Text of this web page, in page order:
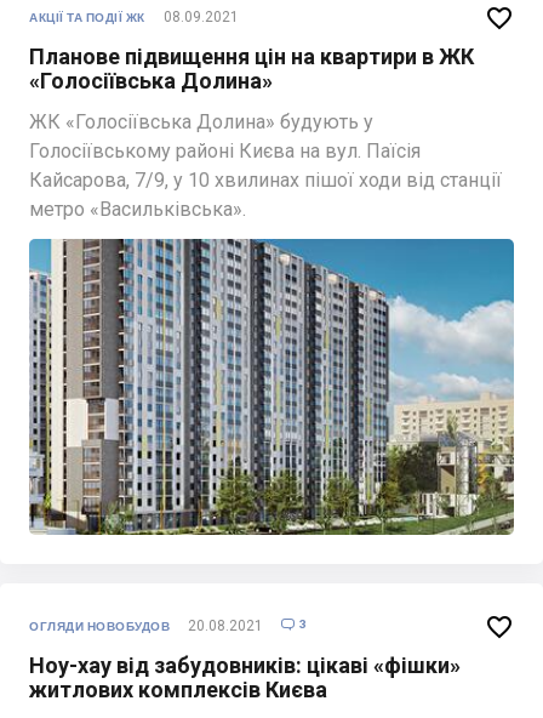
АКЦІЇ ТА ПОДІЇ ЖК 08.09.2021
Планове підвищення цін на квартири в ЖК
«Голосіївська Долина»
ЖК «Голосіївська Долина» будують у
Голосіївському районі Києва на вул. Паїсія
Кайсарова, 7/9, у 10 хвилинах пішої ходи від станції
метро «Васильківська».

ОГЛЯДИ НОВОБУДОВ 20.08.2021  3
Ноу-хау від забудовників: цікаві «фішки»
житлових комплексів Києва
